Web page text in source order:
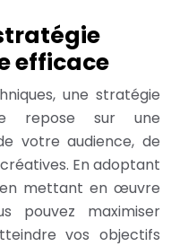
efficace
une stratégie
repose sur une
votre audience, de
En adoptant
mettant en œuvre
pouvez maximiser
vos objectifs